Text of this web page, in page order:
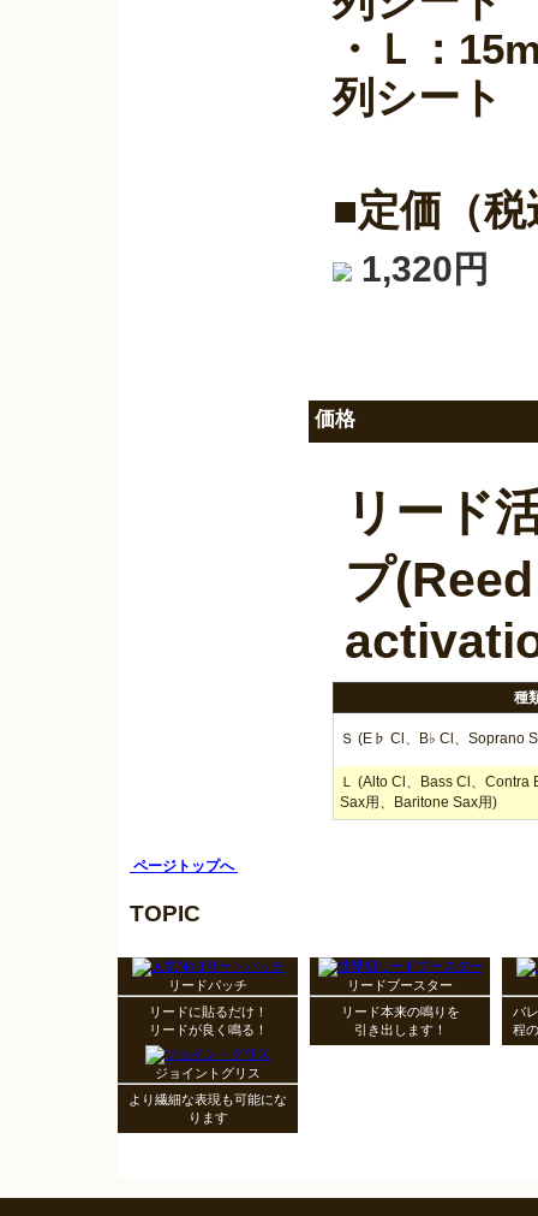
・Ｌ：
列シート
■定価（税
1,320円
価格
リード
プ(Reed
種
Ｓ (E♭ Cl、B♭ Cl、Soprano
Ｌ (Alto Cl、Bass Cl、Contra
Sax用、Baritone Sax用)
ページトップへ
TOPIC
リードパッチ
リードに貼るだけ！
リードが良く鳴る！
リードブースター
リード本来の鳴りを
引き出します！
バ
程
ジョイントグリス
より繊細な表現も可能にな
ります